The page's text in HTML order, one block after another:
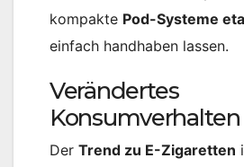
kompakte Pod-Systeme
einfach handhaben lassen.
Verändertes
Konsumverhalten
Der Trend zu E-Zigaretten